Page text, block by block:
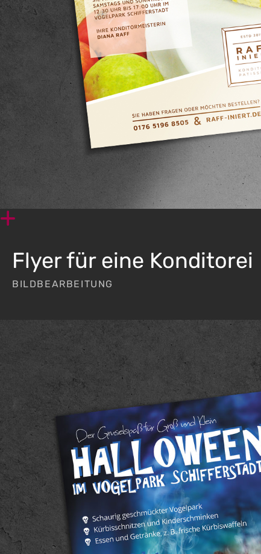
Flyer für eine Konditorei
BILDBEARBEITUNG